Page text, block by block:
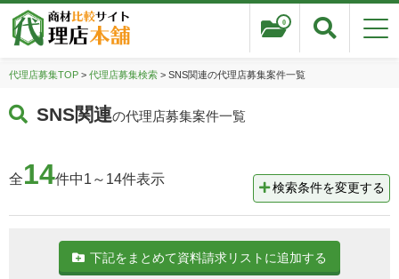
0
代理店募集TOP> 代理店募集検索> SNS関連の代理店募集案件一覧
SNS関連の代理店募集案件一覧
全14件中1～14件表示
検索条件を変更する
下記をまとめて資料請求リストに追加する